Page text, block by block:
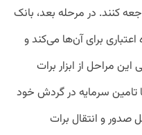
کنند. در مرحله بعد، بانک
برای آن‌ها می‌کند و
مراحل از ابزار برات
تامین سرمایه در گردش خود
صدور و انتقال برات